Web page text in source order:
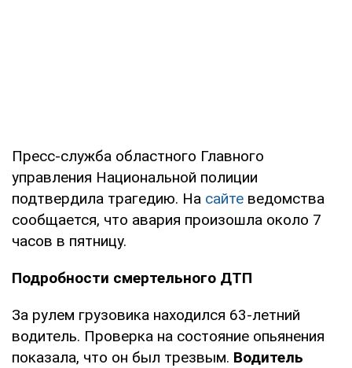
Пресс-служба областного Главного
управления Национальной полиции
подтвердила трагедию. На сайте ведомства
сообщается, что авария произошла около 7
часов в пятницу.
Подробности смертельного ДТП
За рулем грузовика находился 63-летний
водитель. Проверка на состояние опьянения
показала, что он был трезвым. Водитель